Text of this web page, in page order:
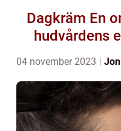
Dagkräm En
hudvårdens
04 november 2023